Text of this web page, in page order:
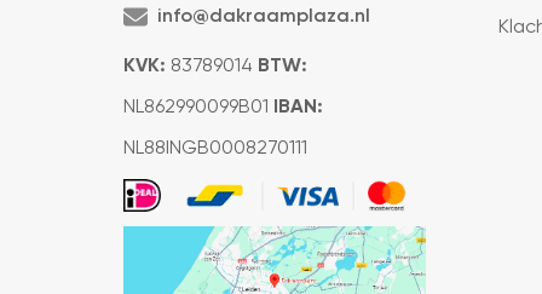
info@dakraamplaza.nl
KVK: 83789014 BTW:
NL862990099B01 IBAN:
NL88INGB0008270111